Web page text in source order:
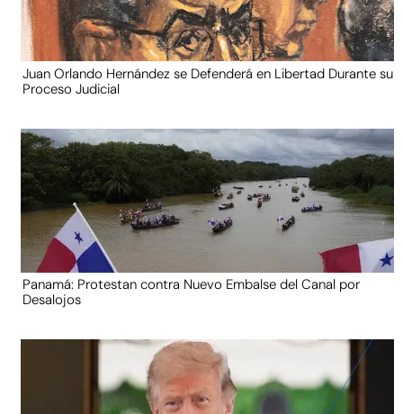
Juan Orlando Hernández se Defenderá en Libertad Durante su
Proceso Judicial
Panamá: Protestan contra Nuevo Embalse del Canal por
Desalojos